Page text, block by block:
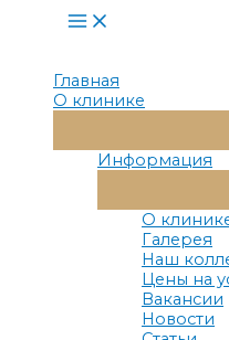
Main
Menu
Главная
О клинике
Информация
О
Галерея
Наш
Цены на
Вакансии
Новости